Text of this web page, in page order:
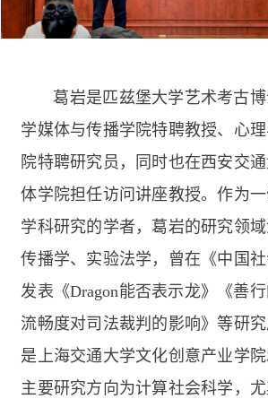
葛岩是匹兹堡大学艺术考古
学媒体与传播学院特聘教授、心
院特聘研究员，同时也在西安交
体学院担任访问讲座教授。作为
学科研究的学者，葛岩的研究领域
传播学、实验法学，曾在《中国
发表《Dragon能否表示龙》《善
流畅度对司法裁判的影响》等研
是上海交通大学文化创意产业学
主要研究方向为计算社会科学，